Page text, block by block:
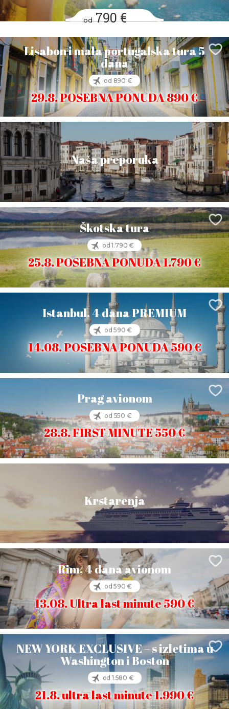
od790 €
Lisabon i mala portugalska tura 5
dana
od 890 €
29.8. POSEBNA PONUDA 890 €
Naša preporuka
Škotska tura
od 1.790 €
25.8. POSEBNA PONUDA 1.790 €
Istanbul, 4 dana PREMIUM
od 590 €
14.08. POSEBNA PONUDA 590 €
Prag avionom
od 550 €
28.8. FIRST MINUTE 550 €
Krstarenja
Rim, 4 dana avionom
od 590 €
13.08. Ultra last minute 590 €
NEW YORK EXCLUSIVE – s izletima u
Washington i Boston
od 1.580 €
21.8. ultra last minute 1.990 €